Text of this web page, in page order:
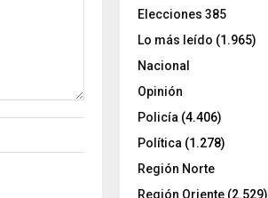
Elecciones 385
Lo más leído (1.965)
Nacional
Opinión
Policía (4.406)
Política (1.278)
Región Norte
Región Oriente (2.529)